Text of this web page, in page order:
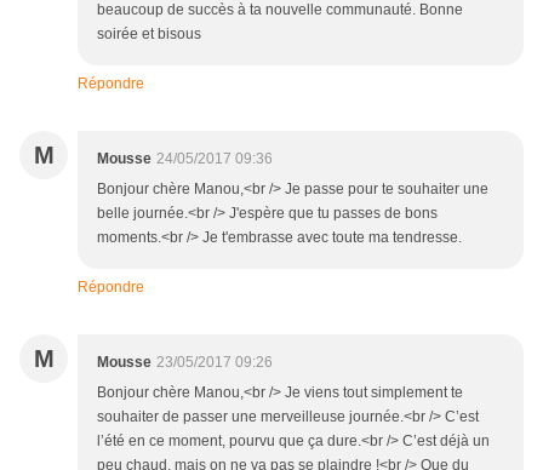
beaucoup de succès à ta nouvelle communauté. Bonne
soirée et bisous
Répondre
M Mousse 24/05/2017 09:36
Bonjour chère Manou,<br /> Je passe pour te souhaiter une
belle journée.<br /> J'espère que tu passes de bons
moments.<br /> Je t'embrasse avec toute ma tendresse.
Répondre
M Mousse 23/05/2017 09:26
Bonjour chère Manou,<br /> Je viens tout simplement te
souhaiter de passer une merveilleuse journée.<br /> C’est
l’été en ce moment, pourvu que ça dure.<br /> C’est déjà un
peu chaud, mais on ne va pas se plaindre !<br /> Que du